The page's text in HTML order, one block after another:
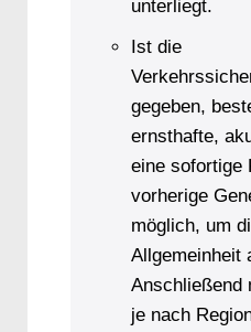
unterliegt.
Ist die
gegeben,
ernsthafte,
eine sofortige
vorherige
möglich, um
Allgemeinheit
Anschließend
je nach